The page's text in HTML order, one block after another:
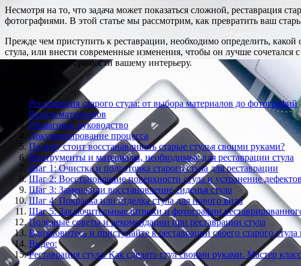
Несмотря на то, что задача может показаться сложной, реставрация
фотографиями. В этой статье мы рассмотрим, как превратить ваш
Прежде чем приступить к реставрации, необходимо определить,
стула, или внести современные изменения, чтобы он лучше сочетался
добавить неповторимости вашему интерьеру.
Реставрация старого стула: от выбора материалов до фотографий
Выбор материалов
Пошаговое руководство
Документирование процесса
Почему стоит восстанавливать старые стулья своими руками?
Инструменты и материалы, необходимые для реставрации стула
Шаг 1: Очистка и подготовка старого стула для реставрации
Шаг 2: Восстановление поверхности стула и устранение дефектов
Шаг 3: Замена или восстановление сиденья стула
Шаг 4: Покраска или отделка стула для нового вида
Шаг 5: Заключительные штрихи и фотографии
Полезные советы и рекомендации при реставрации стула
Вдохновитесь и приступайте к реставрации своего старого
Видео:
Реставрация стула: Как сделать стул своими руками. Мастер